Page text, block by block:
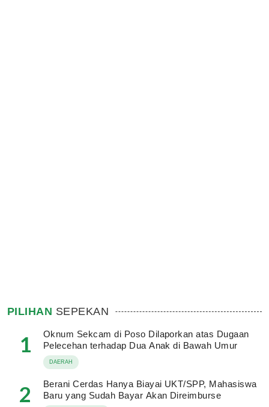
PILIHAN SEPEKAN
1
Oknum Sekcam di Poso Dilaporkan atas Dugaan
Pelecehan terhadap Dua Anak di Bawah Umur
DAERAH
2
Berani Cerdas Hanya Biayai UKT/SPP, Mahasiswa
Baru yang Sudah Bayar Akan Direimburse